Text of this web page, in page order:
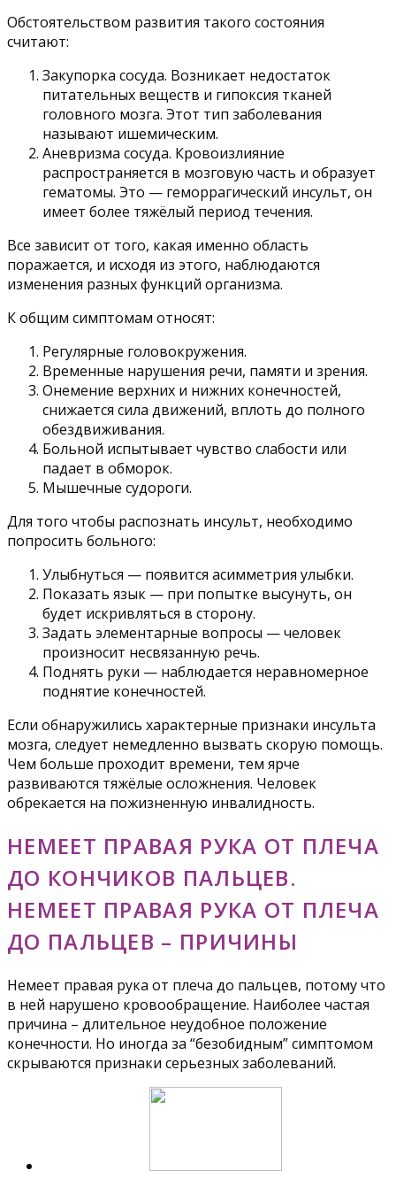
Обстоятельством развития такого состояния
считают:
Закупорка сосуда. Возникает недостаток
питательных веществ и гипоксия тканей
головного мозга. Этот тип заболевания
называют ишемическим.
Аневризма сосуда. Кровоизлияние
распространяется в мозговую часть и образует
гематомы. Это — геморрагический инсульт, он
имеет более тяжёлый период течения.
Все зависит от того, какая именно область
поражается, и исходя из этого, наблюдаются
изменения разных функций организма.
К общим симптомам относят:
Регулярные головокружения.
Временные нарушения речи, памяти и зрения.
Онемение верхних и нижних конечностей,
снижается сила движений, вплоть до полного
обездвиживания.
Больной испытывает чувство слабости или
падает в обморок.
Мышечные судороги.
Для того чтобы распознать инсульт, необходимо
попросить больного:
Улыбнуться — появится асимметрия улыбки.
Показать язык — при попытке высунуть, он
будет искривляться в сторону.
Задать элементарные вопросы — человек
произносит несвязанную речь.
Поднять руки — наблюдается неравномерное
поднятие конечностей.
Если обнаружились характерные признаки инсульта
мозга, следует немедленно вызвать скорую помощь.
Чем больше проходит времени, тем ярче
развиваются тяжёлые осложнения. Человек
обрекается на пожизненную инвалидность.
НЕМЕЕТ ПРАВАЯ РУКА ОТ ПЛЕЧА
ДО КОНЧИКОВ ПАЛЬЦЕВ.
НЕМЕЕТ ПРАВАЯ РУКА ОТ ПЛЕЧА
ДО ПАЛЬЦЕВ – ПРИЧИНЫ
Немеет правая рука от плеча до пальцев, потому что
в ней нарушено кровообращение. Наиболее частая
причина – длительное неудобное положение
конечности. Но иногда за “безобидным” симптомом
скрываются признаки серьезных заболеваний.